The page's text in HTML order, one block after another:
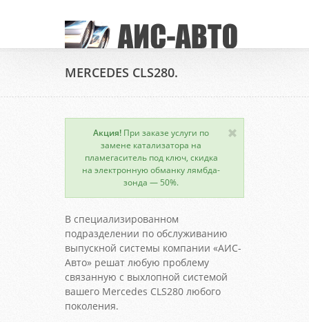
MERCEDES CLS280.
Акция! При заказе услуги по
замене катализатора на
пламегаситель под ключ, скидка
на электронную обманку лямбда-
зонда — 50%.
В специализированном
подразделении по обслуживанию
выпускной системы компании «АИС-
Авто» решат любую проблему
связанную с выхлопной системой
вашего Mercedes CLS280 любого
поколения.